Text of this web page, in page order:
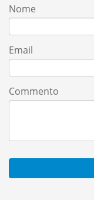
Nome
Email
Commento